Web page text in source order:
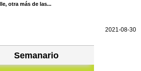
otra más de las...
2021-08-30
Semanario